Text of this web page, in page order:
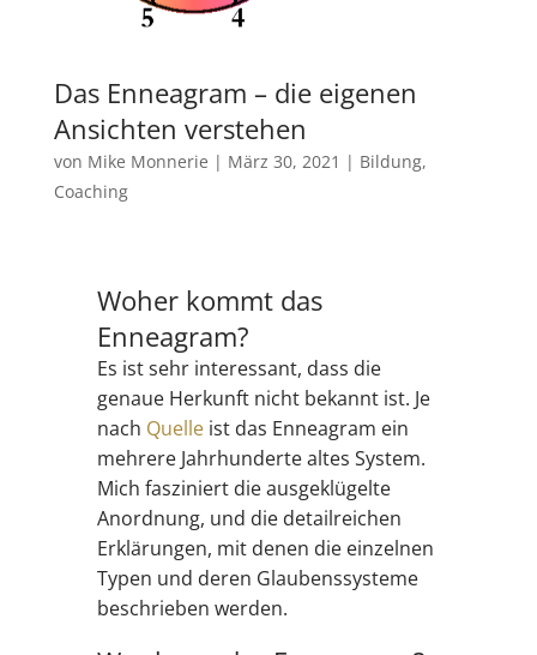
Das Enneagram – die eigenen
Ansichten verstehen
von Mike Monnerie | März 30, 2021 | Bildung,
Coaching
Woher kommt das
Enneagram?
Es ist sehr interessant, dass die
genaue Herkunft nicht bekannt ist. Je
nach Quelleist das Enneagram ein
mehrere Jahrhunderte altes System.
Mich fasziniert die ausgeklügelte
Anordnung, und die detailreichen
Erklärungen, mit denen die einzelnen
Typen und deren Glaubenssysteme
beschrieben werden.